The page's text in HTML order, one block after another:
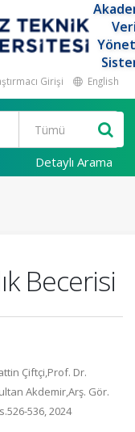
Girişi English
Detaylı Arama
Becerisi
Çiftçi,Prof. Dr.
Akdemir,Arş. Gör.
536, 2024